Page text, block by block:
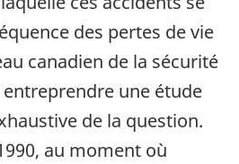
des pertes de vie
canadien de la sécurité
entreprendre une étude
de la question.
au moment où